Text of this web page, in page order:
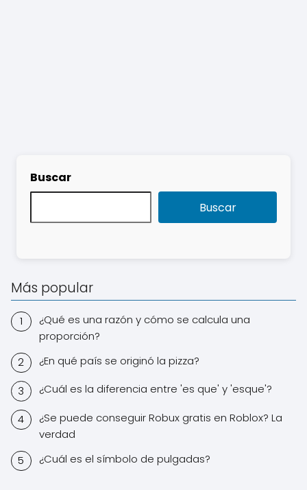
Buscar
Buscar
Más popular
¿Qué es una razón y cómo se calcula una
proporción?
¿En qué país se originó la pizza?
¿Cuál es la diferencia entre 'es que' y 'esque'?
¿Se puede conseguir Robux gratis en Roblox? La
verdad
¿Cuál es el símbolo de pulgadas?